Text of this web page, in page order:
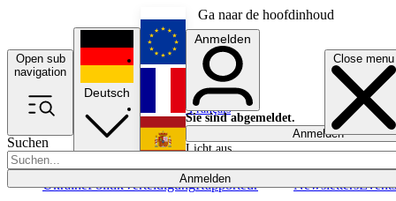
Ga naar de hoofdinhoud
Open sub
navigation
Close menu
Suchen
Anmelden
UkrainePolitikVerteidigungRapporteur NewslettersEvents
Deutsch
English
Français
Anmelden
Sie sind abgemeldet.
Anmelden
Licht aus